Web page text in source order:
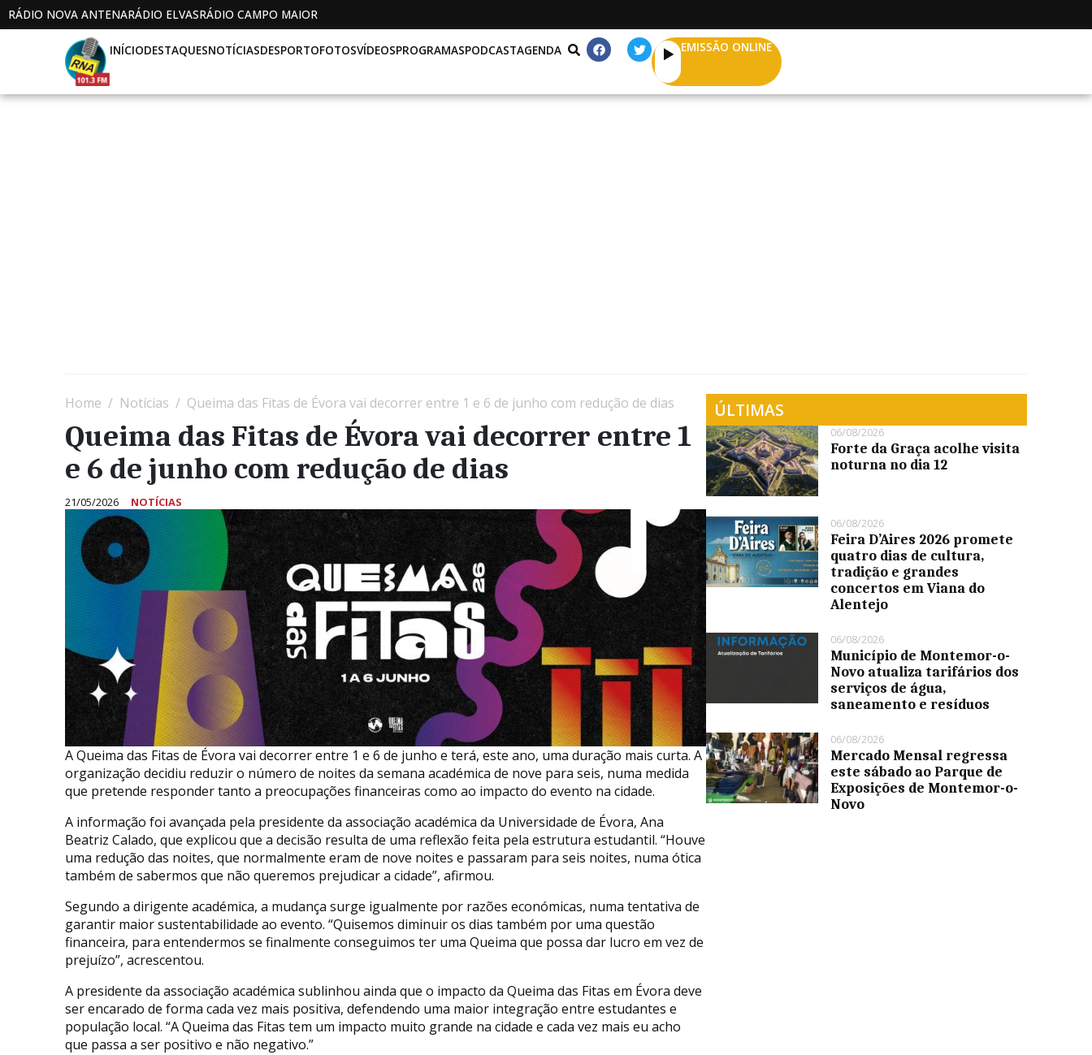
RÁDIO NOVA ANTENARÁDIO ELVASRÁDIO CAMPO MAIOR
INÍCIODESTAQUESNOTÍCIASDESPORTOFOTOSVÍDEOSPROGRAMASPODCASTAGENDA EMISSÃO ONLINE
Home Notícias Queima das Fitas de Évora vai decorrer entre 1 e 6 de junho com redução de dias
Queima das Fitas de Évora vai decorrer entre 1
e 6 de junho com redução de dias
21/05/2026 NOTÍCIAS
A Queima das Fitas de Évora vai decorrer entre 1 e 6 de junho e terá, este ano, uma duração mais curta. A
organização decidiu reduzir o número de noites da semana académica de nove para seis, numa medida
que pretende responder tanto a preocupações financeiras como ao impacto do evento na cidade.
A informação foi avançada pela presidente da associação académica da Universidade de Évora, Ana
Beatriz Calado, que explicou que a decisão resulta de uma reflexão feita pela estrutura estudantil. “Houve
uma redução das noites, que normalmente eram de nove noites e passaram para seis noites, numa ótica
também de sabermos que não queremos prejudicar a cidade”, afirmou.
Segundo a dirigente académica, a mudança surge igualmente por razões económicas, numa tentativa de
garantir maior sustentabilidade ao evento. “Quisemos diminuir os dias também por uma questão
financeira, para entendermos se finalmente conseguimos ter uma Queima que possa dar lucro em vez de
prejuízo”, acrescentou.
A presidente da associação académica sublinhou ainda que o impacto da Queima das Fitas em Évora deve
ser encarado de forma cada vez mais positiva, defendendo uma maior integração entre estudantes e
população local. “A Queima das Fitas tem um impacto muito grande na cidade e cada vez mais eu acho
que passa a ser positivo e não negativo.”
ÚLTIMAS
06/08/2026
Forte da Graça acolhe visita
noturna no dia 12
06/08/2026
Feira D’Aires 2026 promete
quatro dias de cultura,
tradição e grandes
concertos em Viana do
Alentejo
06/08/2026
Município de Montemor-o-
Novo atualiza tarifários dos
serviços de água,
saneamento e resíduos
06/08/2026
Mercado Mensal regressa
este sábado ao Parque de
Exposições de Montemor-o-
Novo